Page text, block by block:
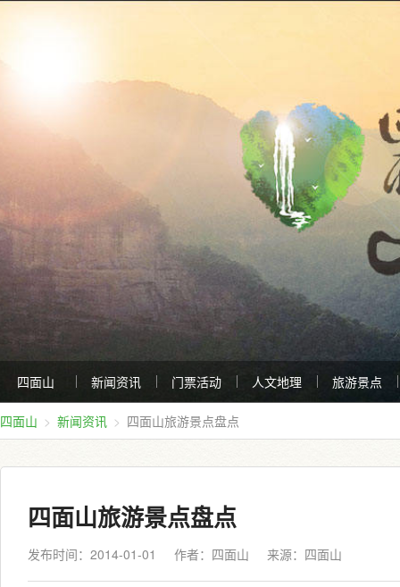
四面山 新闻资讯 门票活动 人文地理 旅游景点
四面山 新闻资讯 四面山旅游景点盘点
四面山旅游景点盘点
发布时间：2014-01-01 作者：四面山 来源： 四面山